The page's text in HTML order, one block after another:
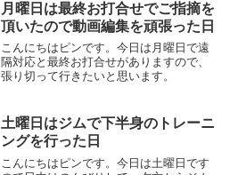
月曜日は最終お打合せでご指摘を
頂いたので動画編集を頑張った日
こんにちはピンです。今日は月曜日で遠
隔対応と最終お打合せがありますので、
張り切って行きたいと思います。
土曜日はジムで下半身のトレーニ
ングを行った日
こんにちはピンです。今日は土曜日です